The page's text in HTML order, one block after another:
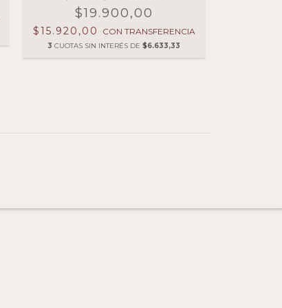
$19.900,00
$15.920,00 CON TRANSFERENCIA
3 CUOTAS SIN INTERÉS DE $6.633,33